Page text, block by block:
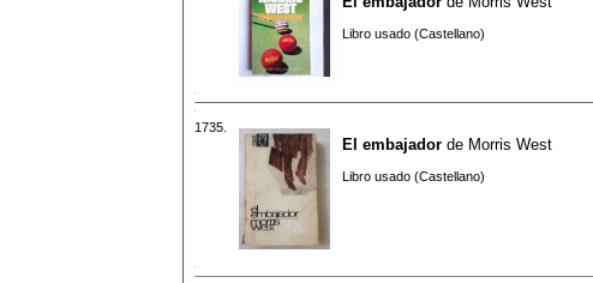
Libro usado (Castellano)
1735.
El embajador de Morris West
Libro usado (Castellano)